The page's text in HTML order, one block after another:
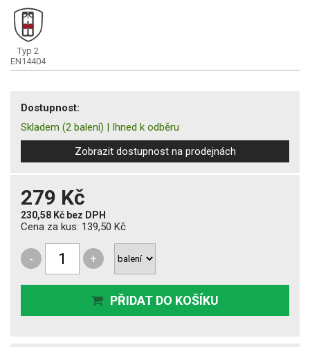
Typ 2
EN14404
Dostupnost:
Skladem (2 balení) | Ihned k odběru
Zobrazit dostupnost na prodejnách
279 Kč
230,58 Kč bez DPH
Cena za kus: 139,50 Kč
- +
PŘIDAT DO KOŠÍKU